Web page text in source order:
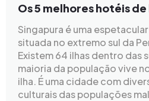
Os 5 melhores hotéis
Singapura é uma
situada no extremo sul da
Existem 64 ilhas dentro das
maioria da população vive
ilha. É uma cidade com
culturais das populações